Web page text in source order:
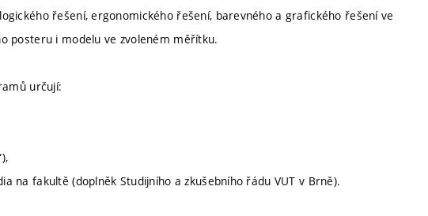
řešení, ergonomického řešení, barevného a grafického řešení ve
posteru i modelu ve zvoleném měřítku.
určují:
na fakultě (doplněk Studijního a zkušebního řádu VUT v Brně).